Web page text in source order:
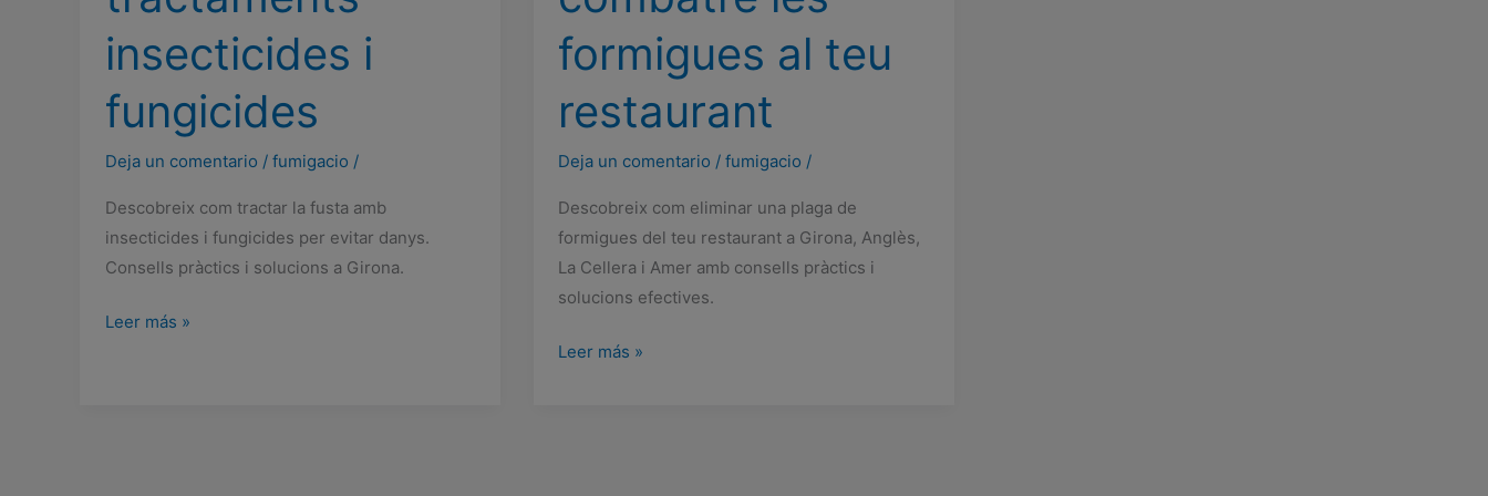
insecticides i
fungicides
Deja un comentario / fumigacio /
Descobreix com tractar la fusta amb
insecticides i fungicides per evitar danys.
Consells pràctics i solucions a Girona.
Com
Leer más »
formigues al teu
restaurant
Deja un comentario /fumigacio /
Descobreix com eliminar una plaga de
formigues del teu restaurant a Girona, Anglès,
La Cellera i Amer amb consells pràctics i
solucions efectives.
Estratègies
Leer más »